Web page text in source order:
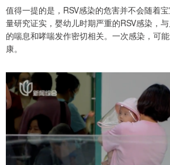
值得一提的是，RSV感染的危害并不会随着
量研究证实，婴幼儿时期严重的RSV感染，
的喘息和哮喘发作密切相关。一次感染，可
康。